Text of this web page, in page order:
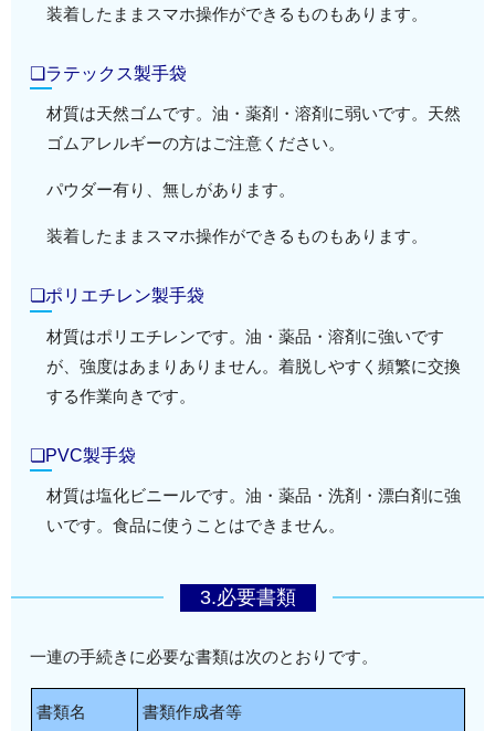
装着したままスマホ操作ができるものもあります。
❏ラテックス製手袋
材質は天然ゴムです。油・薬剤・溶剤に弱いです。天然
ゴムアレルギーの方はご注意ください。
パウダー有り、無しがあります。
装着したままスマホ操作ができるものもあります。
❏ポリエチレン製手袋
材質はポリエチレンです。油・薬品・溶剤に強いです
が、強度はあまりありません。着脱しやすく頻繁に交換
する作業向きです。
❏PVC製手袋
材質は塩化ビニールです。油・薬品・洗剤・漂白剤に強
いです。食品に使うことはできません。
3.必要書類
一連の手続きに必要な書類は次のとおりです。
書類名 書類作成者等